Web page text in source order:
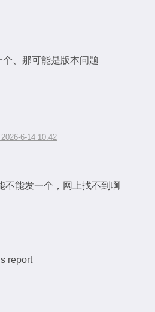
、那可能是版本问题
6-14 10:42
不能发一个，网上找不到啊
report